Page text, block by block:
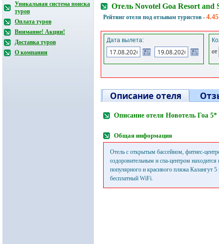
Уникальная система поиска
туров
Оплата туров
Внимание! Акции!
Доставка туров
О компании
Отель Novotel Goa Resort
Рейтинг отеля под отзывам туристов -
Дата вылета:
от
Описание отеля
Описание отеля Новотель Гоа
Общая информация
Отель с открытым бассейном, фитнес-
оздоровительным и спа-центром
популярного и красивого пляжа Калангут
бесплатный WiFi.